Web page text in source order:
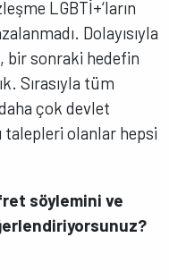
LGBTİ+‘ların
Dolayısıyla
bir sonraki hedefin
Sırasıyla tüm
çok devlet
talepleri olanlar hepsi
söylemini ve